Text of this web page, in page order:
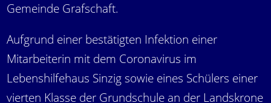
Gemeinde Grafschaft.
Aufgrund einer bestätigten Infektion einer
Mitarbeiterin mit dem Coronavirus im
Lebenshilfehaus Sinzig sowie eines Schülers einer
vierten Klasse der Grundschule an der Landskrone